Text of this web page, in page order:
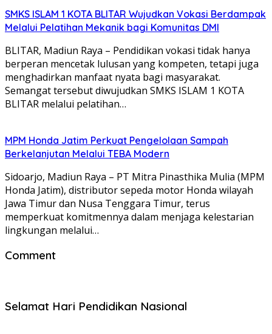
SMKS ISLAM 1 KOTA BLITAR Wujudkan Vokasi Berdampak
Melalui Pelatihan Mekanik bagi Komunitas DMI
BLITAR, Madiun Raya – Pendidikan vokasi tidak hanya
berperan mencetak lulusan yang kompeten, tetapi juga
menghadirkan manfaat nyata bagi masyarakat.
Semangat tersebut diwujudkan SMKS ISLAM 1 KOTA
BLITAR melalui pelatihan…
MPM Honda Jatim Perkuat Pengelolaan Sampah
Berkelanjutan Melalui TEBA Modern
Sidoarjo, Madiun Raya – PT Mitra Pinasthika Mulia (MPM
Honda Jatim), distributor sepeda motor Honda wilayah
Jawa Timur dan Nusa Tenggara Timur, terus
memperkuat komitmennya dalam menjaga kelestarian
lingkungan melalui…
Comment
Selamat Hari Pendidikan Nasional